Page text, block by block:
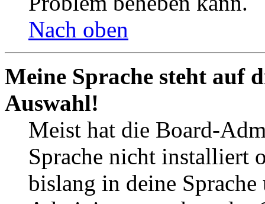
Nach oben
Meine Sprache steht auf
Auswahl!
Meist hat die Board-
Sprache nicht installiert
bislang in deine